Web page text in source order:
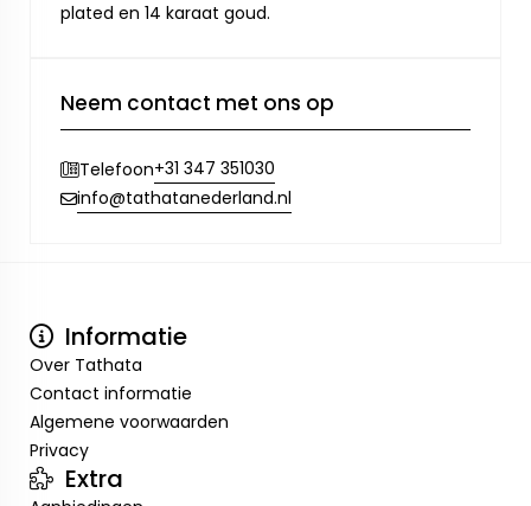
plated en 14 karaat goud.
Neem contact met ons op
Telefoon+31 347 351030
info@tathatanederland.nl
Informatie
Over Tathata
Contact informatie
Algemene voorwaarden
Privacy
Extra